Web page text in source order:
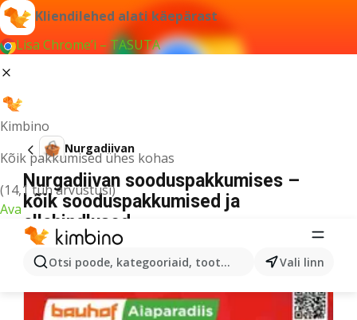
Kliendilehed alati käepärast
Lisa Chrome’i – TASUTA
Kimbino
Kõik pakkumised ühes kohas
(14,1 tuh arvustusi)
Ava
Otsi poode, kategooriaid, tooteid... Vali linn
Nurgadiivan
Nurgadiivan sooduspakkumises –
kõik sooduspakkumised ja
allahindlused
Selle päringu jaoks ei leitud ühtegi tulemust.
Veel kliendilehti kategooriast